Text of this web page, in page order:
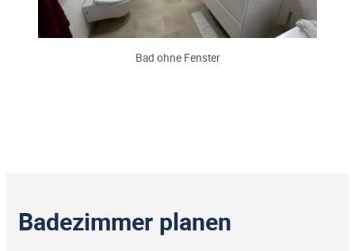
Bad ohne Fenster
Badezimmer planen